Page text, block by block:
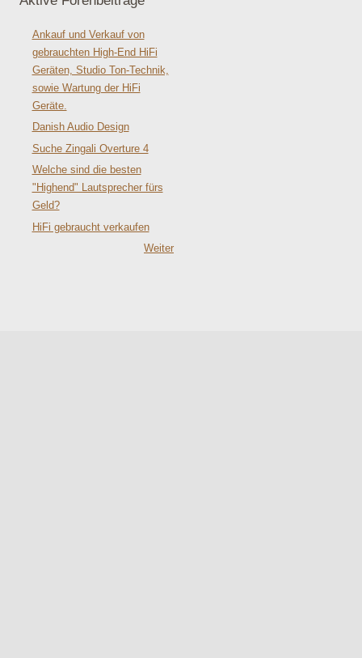
Ankauf und Verkauf von
gebrauchten High-End HiFi
Geräten, Studio Ton-Technik,
sowie Wartung der HiFi
Geräte.
Danish Audio Design
Suche Zingali Overture 4
Welche sind die besten
"Highend" Lautsprecher fürs
Geld?
HiFi gebraucht verkaufen
Weiter